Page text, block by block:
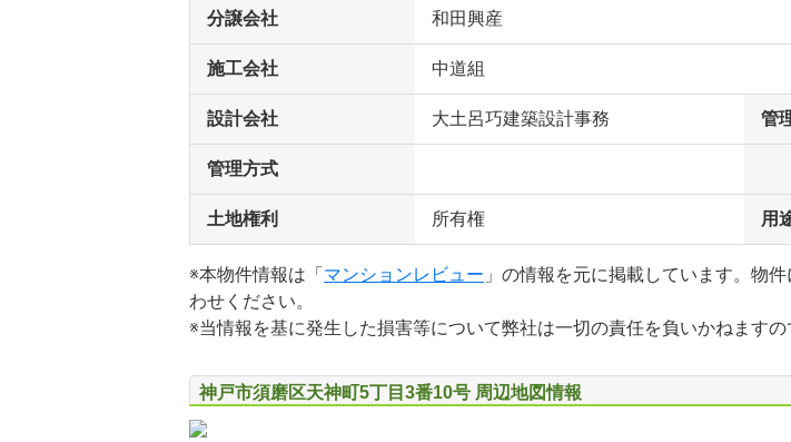
分譲会社 和田興産
施工会社 中道組
設計会社 大土呂巧建築設計事務 管
管理方式
土地権利 所有権 用
※本物件情報は「 マンションレビュー 」の情報を元に掲載しています。物
わせください。
※当情報を基に発生した損害等について弊社は一切の責任を負いかねますの
神戸市須磨区天神町5丁目3番10号 周辺地図情報